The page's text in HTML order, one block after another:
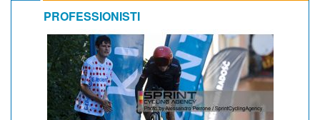
PROFESSIONISTI